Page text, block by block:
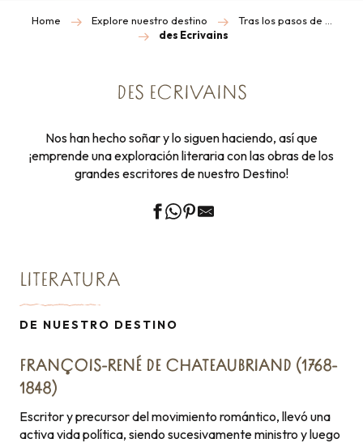
Home Explore nuestro destino
Tras los pasos de …
des Ecrivains
DES ECRIVAINS
Nos han hecho soñar y lo siguen haciendo, así que
¡emprende una exploración literaria con las obras de los
grandes escritores de nuestro Destino!
LITERATURA
DE NUESTRO DESTINO
FRANÇOIS-RENÉ DE CHATEAUBRIAND (1768-
1848)
Escritor y precursor del movimiento romántico, llevó una
activa vida política, siendo sucesivamente ministro y luego